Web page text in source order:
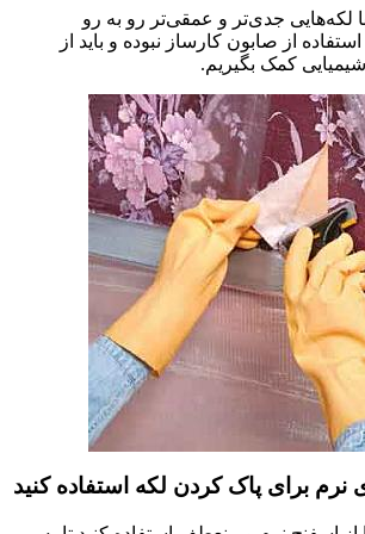
با لکه‌هایی جدی‌تر و عمقی‌تر رو به رو
از صابون کارساز نبوده و باید از
کمک بگیریم.
نرم برای پاک کردن لکه استفاده کنید